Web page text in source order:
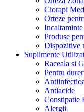
Ciorapi
Orteze
Produse
Dispozitive
Suplimente
Raceala si
Pentru
Antiacide
Constipatie
Alergii